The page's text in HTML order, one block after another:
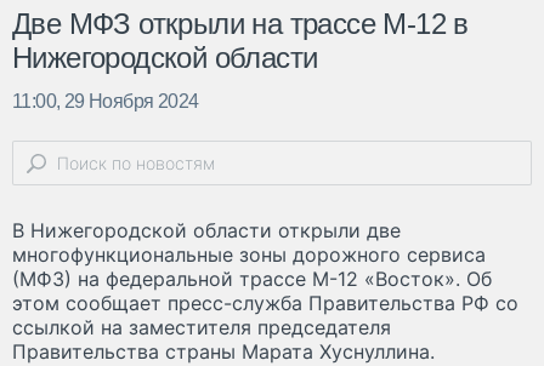
Две МФЗ открыли на трассе М-12 в
Нижегородской области
11:00, 29 Ноября 2024
В Нижегородской области открыли две
многофункциональные зоны дорожного сервиса
(МФЗ) на федеральной трассе М-12 «Восток». Об
этом сообщает пресс-служба Правительства РФ со
ссылкой на заместителя председателя
Правительства страны Марата Хуснуллина.